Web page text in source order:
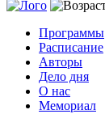
Программы
Расписание
Авторы
Дело дня
О нас
Мемориал